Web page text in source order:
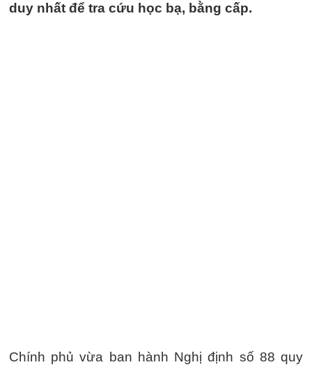
duy nhất để tra cứu học bạ, bằng cấp.
Chính phủ vừa ban hành Nghị định số 88 quy